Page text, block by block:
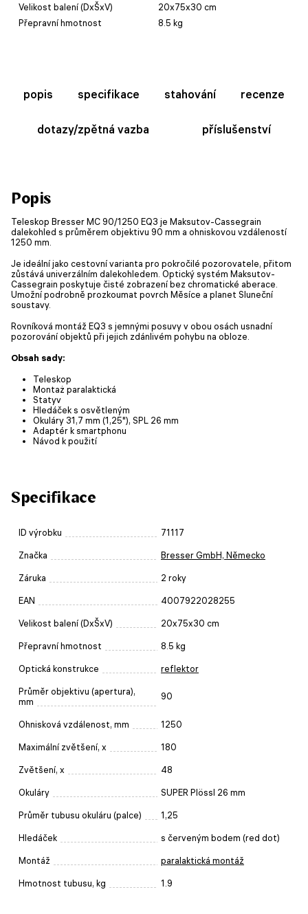
Velikost balení (DxŠxV)
20x75x30 cm
Přepravní hmotnost
8.5 kg
popis specifikace stahování recenze
dotazy/zpětná vazba příslušenství
Popis
Teleskop Bresser MC 90/1250 EQ3 je Maksutov-Cassegrain
dalekohled s průměrem objektivu 90 mm a ohniskovou vzdáleností
1250 mm.
Je ideální jako cestovní varianta pro pokročilé pozorovatele, přitom
zůstává univerzálním dalekohledem. Optický systém Maksutov-
Cassegrain poskytuje čisté zobrazení bez chromatické aberace.
Umožní podrobně prozkoumat povrch Měsíce a planet Sluneční
soustavy.
Rovníková montáž EQ3 s jemnými posuvy v obou osách usnadní
pozorování objektů při jejich zdánlivém pohybu na obloze.
Obsah sady:
Teleskop
Montaż paralaktická
Statyv
Hledáček s osvětleným
Okuláry 31,7 mm (1,25"), SPL 26 mm
Adaptér k smartphonu
Návod k použití
Specifikace
ID výrobku 71117
Značka Bresser GmbH, Německo
Záruka 2 roky
EAN 4007922028255
Velikost balení (DxŠxV) 20x75x30 cm
Přepravní hmotnost 8.5 kg
Optická konstrukce reflektor
Průměr objektivu (apertura),
mm
90
Ohnisková vzdálenost, mm 1250
Maximální zvětšení, x 180
Zvětšení, x 48
Okuláry SUPER Plössl 26 mm
Průměr tubusu okuláru (palce) 1,25
Hledáček s červeným bodem (red dot)
Montáž paralaktická montáž
Hmotnost tubusu, kg 1.9